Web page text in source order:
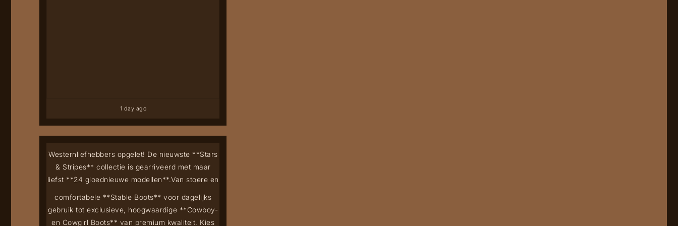
✨ Uitstekend draagcomfort
Voor werk, vrije tijd én een avond uit👢 **Een
in onze winkel.**📦 **De overige modellen zijn
eenvoudig online te bestellen via []() met een
levertijd van ongeveer 5 tot 7 werkdagen.**Kom
langs en ontdek jouw nieuwe favoriete paar!